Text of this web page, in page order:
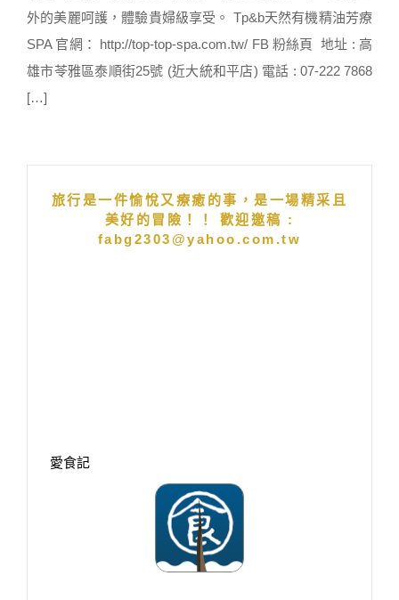
外的美麗呵護，體驗貴婦級享受。 Tp&b天然有機精油芳療
SPA 官網： http://top-top-spa.com.tw/ FB 粉絲頁 地址 : 高
雄市苓雅區泰順街25號 (近大統和平店) 電話 : 07-222 7868
[…]
旅行是一件愉悅又療癒的事，是一場精采且
美好的冒險！！ 歡迎邀稿 :
fabg2303@yahoo.com.tw
愛食記